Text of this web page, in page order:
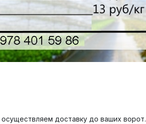
доставку до ваших ворот.